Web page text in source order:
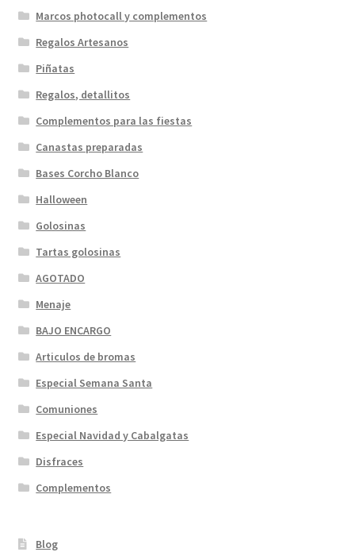
Marcos photocall y complementos
Regalos Artesanos
Piñatas
Regalos, detallitos
Complementos para las fiestas
Canastas preparadas
Bases Corcho Blanco
Halloween
Golosinas
Tartas golosinas
AGOTADO
Menaje
BAJO ENCARGO
Articulos de bromas
Especial Semana Santa
Comuniones
Especial Navidad y Cabalgatas
Disfraces
Complementos
Blog